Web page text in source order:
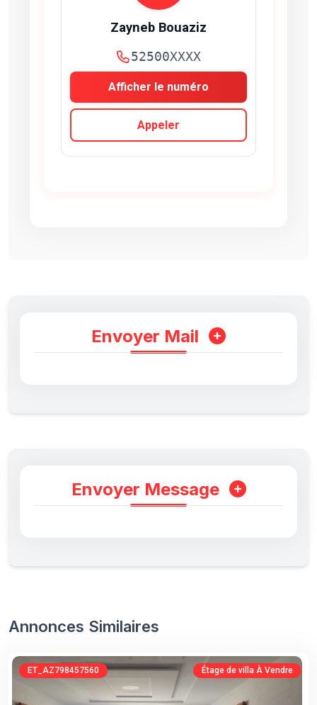
Zayneb Bouaziz
52500XXXX
Afficher le numéro
Appeler
Envoyer Mail
Envoyer Message
Annonces Similaires
ET_AZ798457560 Étage de villa À Vendre